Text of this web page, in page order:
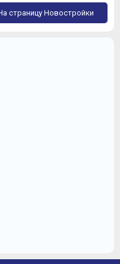
страницу Новостройки